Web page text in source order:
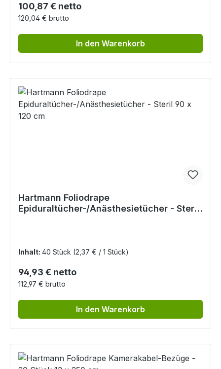
Regulärer Preis:
100,87 € netto
120,04 € brutto
In den Warenkorb
Hartmann Foliodrape
Epiduraltücher-/Anästhesietücher - Steril
Inhalt: 40 Stück (2,37 € / 1 Stück)
Regulärer Preis:
94,93 € netto
112,97 € brutto
In den Warenkorb